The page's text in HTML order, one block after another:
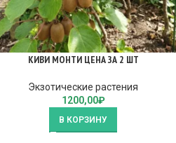
КИВИ МОНТИ ЦЕНА ЗА 2 ШТ
Экзотические растения
1200,00₽
В КОРЗИНУ